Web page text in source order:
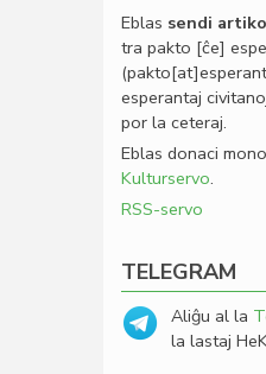
Eblas sendi
tra pakto [ĉe]
esperantaj
por la ceteraj.
Eblas donaci
Kulturservo.
RSS-servo
TELEGRAM
Aliĝu al la
la lastaj